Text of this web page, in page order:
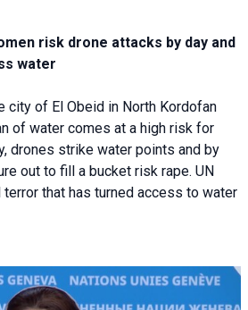
risk drone attacks by day and
water
city of El Obeid in North Kordofan
of water comes at a high risk for
drones strike water points and by
out to fill a bucket risk rape. UN
that has turned access to water